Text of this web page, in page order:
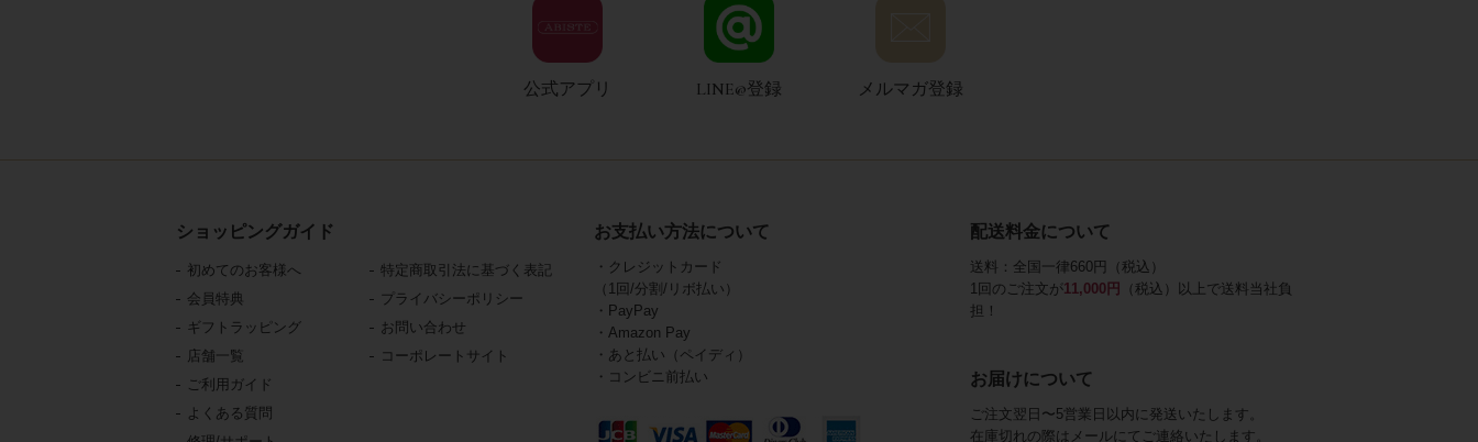
公式アプリ LINE@登録 メルマガ登録
ショッピングガイド
初めてのお客様へ
会員特典
ギフトラッピング
店舗一覧
ご利用ガイド
よくある質問
特定商取引法に基づく表記
プライバシーポリシー
お問い合わせ
コーポレートサイト
お支払い方法について
・クレジットカード
（1回/分割/リボ払い）
・PayPay
・Amazon Pay
・あと払い（ペイディ）
・コンビニ前払い
配送料金について
送料：全国一律660円（税込）
1回のご注文が11,000円
（税込）以上で送料当社負
担！
お届けについて
ご注文翌日〜5営業日以内に発送いたします。
在庫切れの際はメールにてご連絡いたします。